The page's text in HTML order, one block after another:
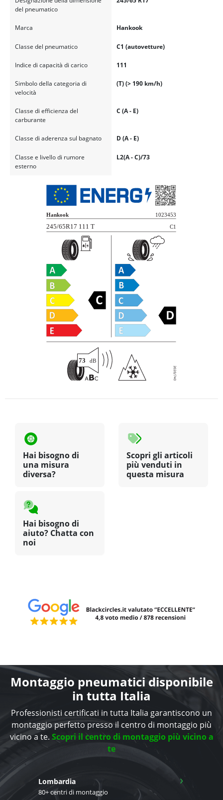
del pneumatico
Marca Hankook
Classe del pneumatico C1 (autovetture)
Indice di capacità di carico 111
Simbolo della categoria di
velocità
(T) (> 190 km/h)
Classe di efficienza del
carburante
C (A - E)
Classe di aderenza sul bagnato D (A - E)
Classe e livello di rumore
esterno
L2(A - C)/73
Hai bisogno di
una misura
diversa?
Scopri gli articoli
più venduti in
questa misura
Hai bisogno di
aiuto? Chatta con
noi
Montaggio pneumatici disponibile
in tutta Italia
Professionisti certificati in tutta Italia garantiscono un
montaggio perfetto presso il centro di montaggio più
vicino a te. Scopri il centro di montaggio più vicino a
te
Lombardia
80+ centri di montaggio
›